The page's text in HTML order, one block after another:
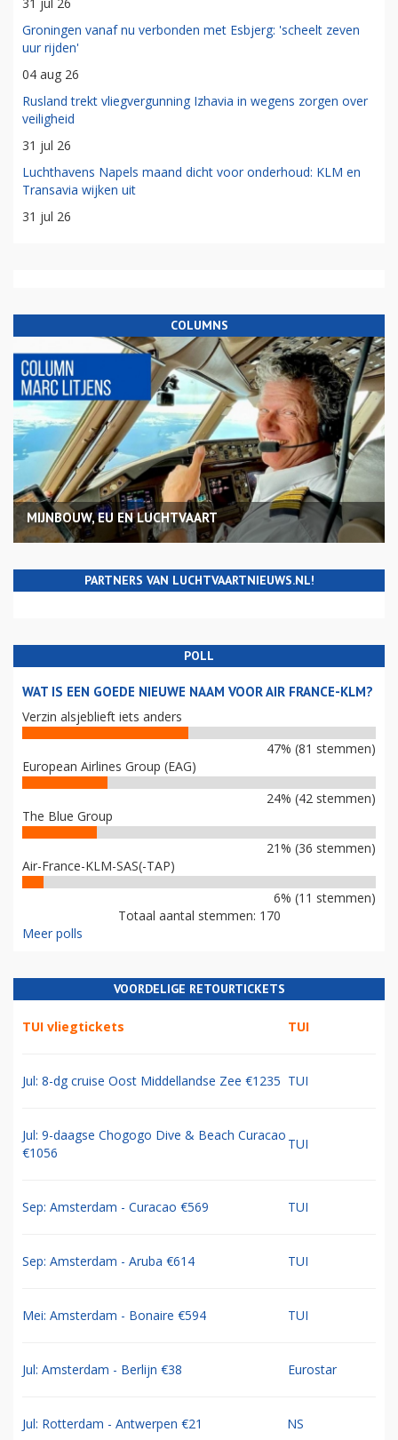
Groningen vanaf nu verbonden met Esbjerg: 'scheelt zeven
uur rijden'
04 aug 26
Rusland trekt vliegvergunning Izhavia in wegens zorgen over
veiligheid
31 jul 26
Luchthavens Napels maand dicht voor onderhoud: KLM en
Transavia wijken uit
31 jul 26
COLUMNS
MIJNBOUW, EU EN LUCHTVAART
PARTNERS VAN LUCHTVAARTNIEUWS.NL!
POLL
WAT IS EEN GOEDE NIEUWE NAAM VOOR AIR FRANCE-KLM?
Verzin alsjeblieft iets anders
47% (81 stemmen)
European Airlines Group (EAG)
24% (42 stemmen)
The Blue Group
21% (36 stemmen)
Air-France-KLM-SAS(-TAP)
6% (11 stemmen)
Totaal aantal stemmen: 170
Meer polls
VOORDELIGE RETOURTICKETS
TUI vliegtickets TUI
Jul: 8-dg cruise Oost Middellandse Zee €1235 TUI
Jul: 9-daagse Chogogo Dive & Beach Curacao
€1056
TUI
Sep: Amsterdam - Curacao €569 TUI
Sep: Amsterdam - Aruba €614 TUI
Mei: Amsterdam - Bonaire €594 TUI
Jul: Amsterdam - Berlijn €38 Eurostar
Jul: Rotterdam - Antwerpen €21 NS